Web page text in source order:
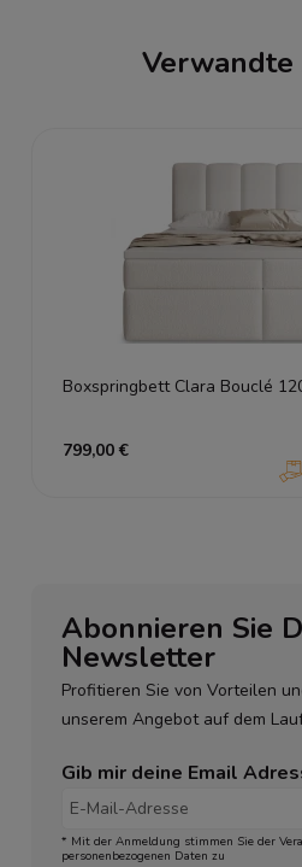
Boxspringbett Clara Bouclé
799,00 €
Abonnieren Sie
Newsletter
Profitieren Sie von Vorteilen
unserem Angebot auf dem
Gib mir deine Email
* Mit der Anmeldung stimmen Sie der
personenbezogenen Daten zu